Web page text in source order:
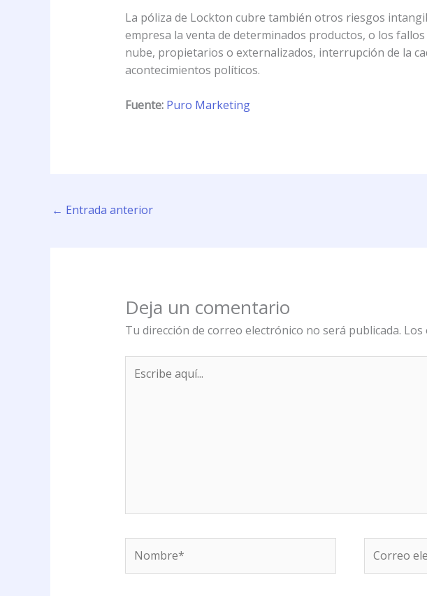
La póliza de Lockton cubre también otros riesgos
empresa la venta de determinados productos, o los
nube, propietarios o externalizados, interrupción de la
acontecimientos políticos.
Fuente: Puro Marketing
← Entrada anterior
Deja un comentario
Tu dirección de correo electrónico no será publicada. Los
aquí...
electrónico*